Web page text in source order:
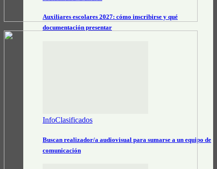
Auxiliares escolares 2027: cómo inscribirse y qué
documentación presentar
InfoClasificados
Buscan realizador/a audiovisual para sumarse a un equipo de
comunicación